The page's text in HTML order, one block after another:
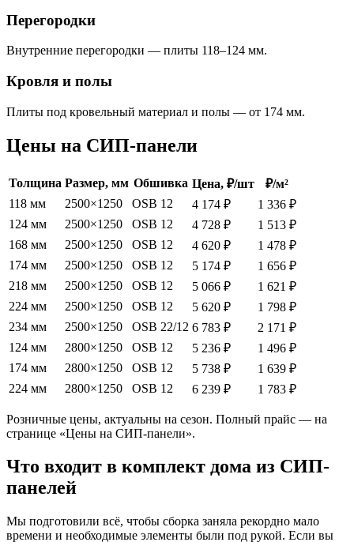
Перегородки
Внутренние перегородки — плиты 118–124 мм.
Кровля и полы
Плиты под кровельный материал и полы — от 174 мм.
Цены на СИП-панели
Толщина Размер, мм Обшивка Цена, ₽/шт
₽/м²
118 мм
2500×1250 OSB 12 4 174 ₽
1 336 ₽
124 мм
2500×1250 OSB 12 4 728 ₽
1 513 ₽
168 мм
2500×1250 OSB 12 4 620 ₽
1 478 ₽
174 мм
2500×1250 OSB 12 5 174 ₽
1 656 ₽
218 мм
2500×1250 OSB 12 5 066 ₽
1 621 ₽
224 мм
2500×1250 OSB 12 5 620 ₽
1 798 ₽
234 мм
2500×1250 OSB 22/12 6 783 ₽
2 171 ₽
124 мм
2800×1250 OSB 12 5 236 ₽
1 496 ₽
174 мм
2800×1250 OSB 12 5 738 ₽
1 639 ₽
224 мм
2800×1250 OSB 12 6 239 ₽ 1 783 ₽
Розничные цены, актуальны на сезон. Полный прайс — на
странице «Цены на СИП-панели».
Что входит в комплект дома из СИП-
панелей
Мы подготовили всё, чтобы сборка заняла рекордно мало
времени и необходимые элементы были под рукой. Если вы